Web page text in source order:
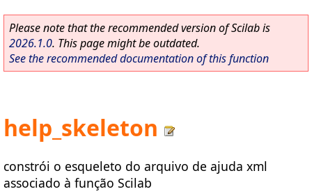
Please note that the recommended version of Scilab is
2026.1.0. This page might be outdated.
See the recommended documentation of this function
help_skeleton
constrói o esqueleto do arquivo de ajuda xml
associado à função Scilab